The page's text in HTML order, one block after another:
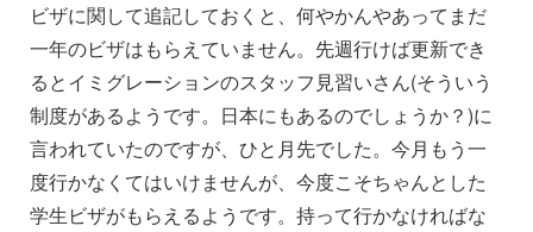
ビザに関して追記しておくと、何やかんやあってまだ
一年のビザはもらえていません。先週行けば更新でき
るとイミグレーションのスタッフ見習いさん(そういう
制度があるようです。日本にもあるのでしょうか？)に
言われていたのですが、ひと月先でした。今月もう一
度行かなくてはいけませんが、今度こそちゃんとした
学生ビザがもらえるようです。持って行かなければな